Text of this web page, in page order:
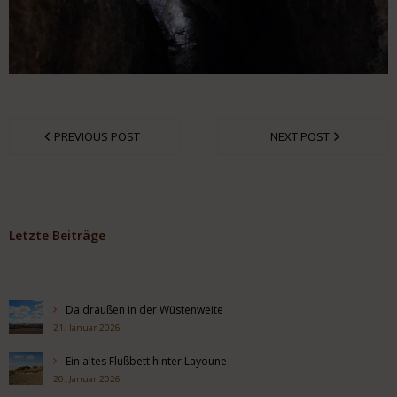
PREVIOUS POST NEXT POST
Letzte Beiträge
Da draußen in der Wüstenweite
21. Januar 2026
Ein altes Flußbett hinter Layoune
20. Januar 2026